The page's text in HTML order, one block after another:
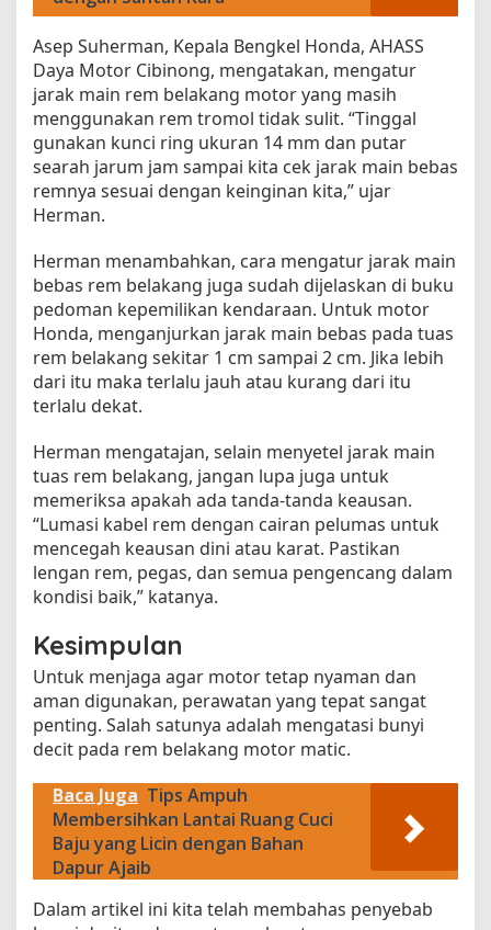
Asep Suherman, Kepala Bengkel Honda, AHASS
Daya Motor Cibinong, mengatakan, mengatur
jarak main rem belakang motor yang masih
menggunakan rem tromol tidak sulit. “Tinggal
gunakan kunci ring ukuran 14 mm dan putar
searah jarum jam sampai kita cek jarak main bebas
remnya sesuai dengan keinginan kita,” ujar
Herman.
Herman menambahkan, cara mengatur jarak main
bebas rem belakang juga sudah dijelaskan di buku
pedoman kepemilikan kendaraan. Untuk motor
Honda, menganjurkan jarak main bebas pada tuas
rem belakang sekitar 1 cm sampai 2 cm. Jika lebih
dari itu maka terlalu jauh atau kurang dari itu
terlalu dekat.
Herman mengatajan, selain menyetel jarak main
tuas rem belakang, jangan lupa juga untuk
memeriksa apakah ada tanda-tanda keausan.
“Lumasi kabel rem dengan cairan pelumas untuk
mencegah keausan dini atau karat. Pastikan
lengan rem, pegas, dan semua pengencang dalam
kondisi baik,” katanya.
Kesimpulan
Untuk menjaga agar motor tetap nyaman dan
aman digunakan, perawatan yang tepat sangat
penting. Salah satunya adalah mengatasi bunyi
decit pada rem belakang motor matic.
Baca Juga Tips Ampuh
Membersihkan Lantai Ruang Cuci
Baju yang Licin dengan Bahan
Dapur Ajaib
Dalam artikel ini kita telah membahas penyebab